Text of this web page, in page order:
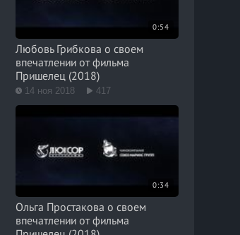
0:54
Любовь Грибкова о своем
впечатлении от фильма
Пришелец (2018)
14 ноя 2018 417
0:34
Ольга Простакова о своем
впечатлении от фильма